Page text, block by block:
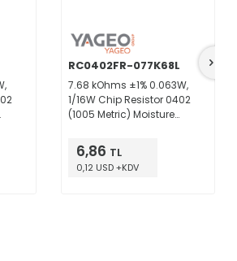
RC0402FR-077K68L
7.68 kOhms ±1% 0.063W,
1/16W Chip Resistor 0402
(1005 Metric) Moisture
6,86 TL
0,12 USD +KDV